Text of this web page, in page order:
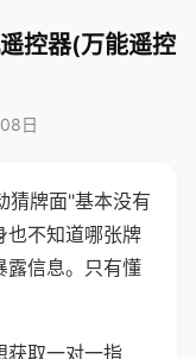
控器(万能遥控
日
猜牌面"基本没有
也不知道哪张牌
露信息。只有懂
获取一对一指